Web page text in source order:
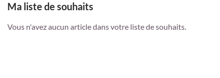
Ma liste de souhaits
Vous n'avez aucun article dans votre liste de souhaits.